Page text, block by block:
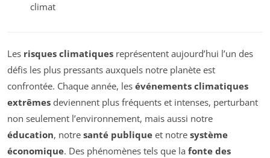
climat
Les risques climatiques représentent aujourd’hui l’un des
défis les plus pressants auxquels notre planète est
confrontée. Chaque année, les événements climatiques
extrêmes deviennent plus fréquents et intenses, perturbant
non seulement l’environnement, mais aussi notre
éducation, notre santé publique et notre système
économique. Des phénomènes tels que la fonte des